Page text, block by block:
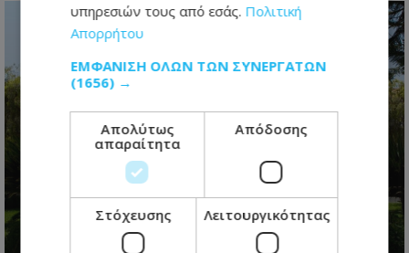
Η προεδρική μάχη άρχισε- Το
μεγάλο παζλ των συμμαχιών και η
μετακίνηση των κομματικών
υπηρεσιών τους από εσάς. Πολιτική
Απορρήτου
ΕΜΦΆΝΙΣΗ ΌΛΩΝ ΤΩΝ ΣΥΝΕΡΓΑΤΏΝ
(1656) →
Απολύτως
απαραίτητα
Απόδοσης
Στόχευσης Λειτουργικότητας